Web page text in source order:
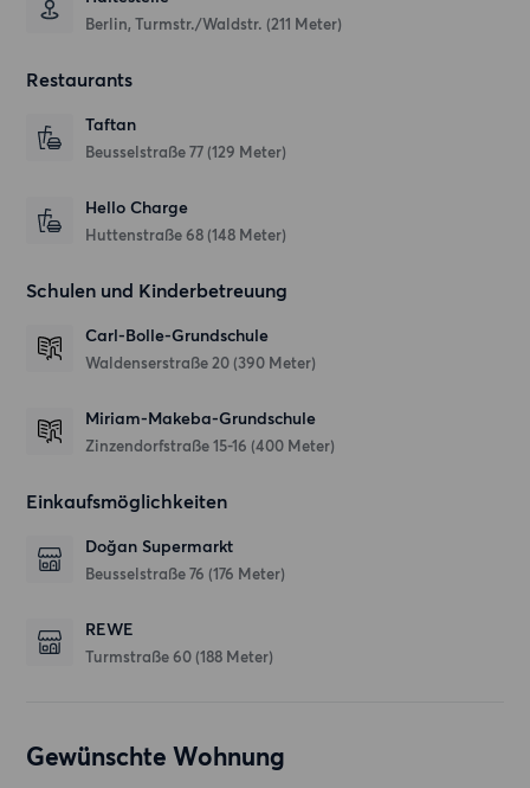
Berlin, Turmstr./Waldstr. (211 Meter)
Restaurants
Taftan
Beusselstraße 77 (129 Meter)
Hello Charge
Huttenstraße 68 (148 Meter)
Schulen und Kinderbetreuung
Carl-Bolle-Grundschule
Waldenserstraße 20 (390 Meter)
Miriam-Makeba-Grundschule
Zinzendorfstraße 15-16 (400 Meter)
Einkaufsmöglichkeiten
Doğan Supermarkt
Beusselstraße 76 (176 Meter)
REWE
Turmstraße 60 (188 Meter)
Gewünschte Wohnung